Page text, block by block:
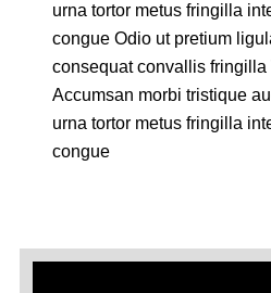
urna tortor metus fringilla
congue Odio ut pretium
consequat convallis fringilla
Accumsan morbi tristique
urna tortor metus fringilla
congue